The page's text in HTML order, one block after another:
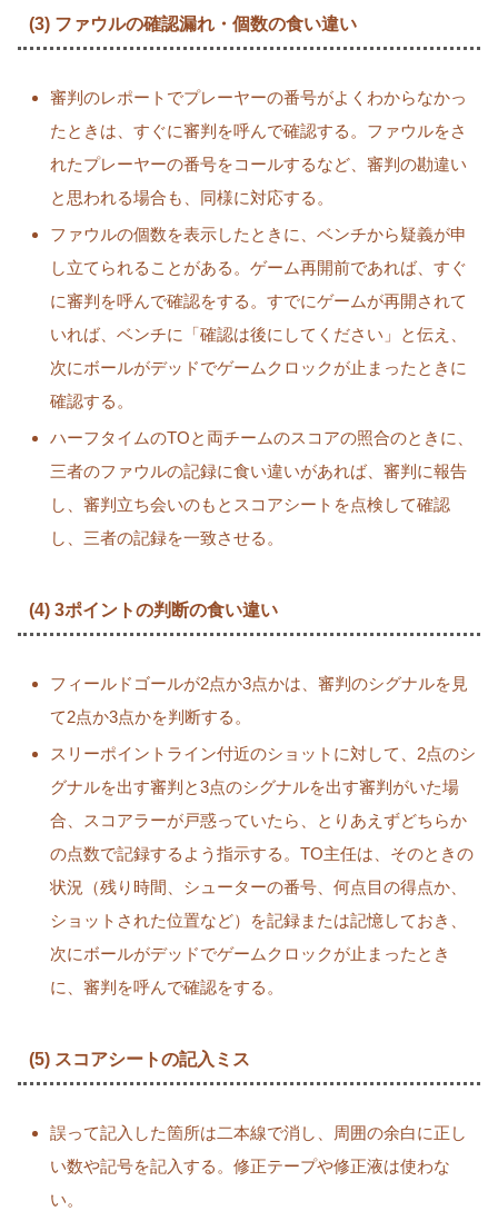
(3) ファウルの確認漏れ・個数の食い違い
審判のレポートでプレーヤーの番号がよくわからなかっ
たときは、すぐに審判を呼んで確認する。ファウルをさ
れたプレーヤーの番号をコールするなど、審判の勘違い
と思われる場合も、同様に対応する。
ファウルの個数を表示したときに、ベンチから疑義が申
し立てられることがある。ゲーム再開前であれば、すぐ
に審判を呼んで確認をする。すでにゲームが再開されて
いれば、ベンチに「確認は後にしてください」と伝え、
次にボールがデッドでゲームクロックが止まったときに
確認する。
ハーフタイムのTOと両チームのスコアの照合のときに、
三者のファウルの記録に食い違いがあれば、審判に報告
し、審判立ち会いのもとスコアシートを点検して確認
し、三者の記録を一致させる。
(4) 3ポイントの判断の食い違い
フィールドゴールが2点か3点かは、審判のシグナルを見
て2点か3点かを判断する。
スリーポイントライン付近のショットに対して、2点のシ
グナルを出す審判と3点のシグナルを出す審判がいた場
合、スコアラーが戸惑っていたら、とりあえずどちらか
の点数で記録するよう指示する。TO主任は、そのときの
状況（残り時間、シューターの番号、何点目の得点か、
ショットされた位置など）を記録または記憶しておき、
次にボールがデッドでゲームクロックが止まったとき
に、審判を呼んで確認をする。
(5) スコアシートの記入ミス
誤って記入した箇所は二本線で消し、周囲の余白に正し
い数や記号を記入する。修正テープや修正液は使わな
い。